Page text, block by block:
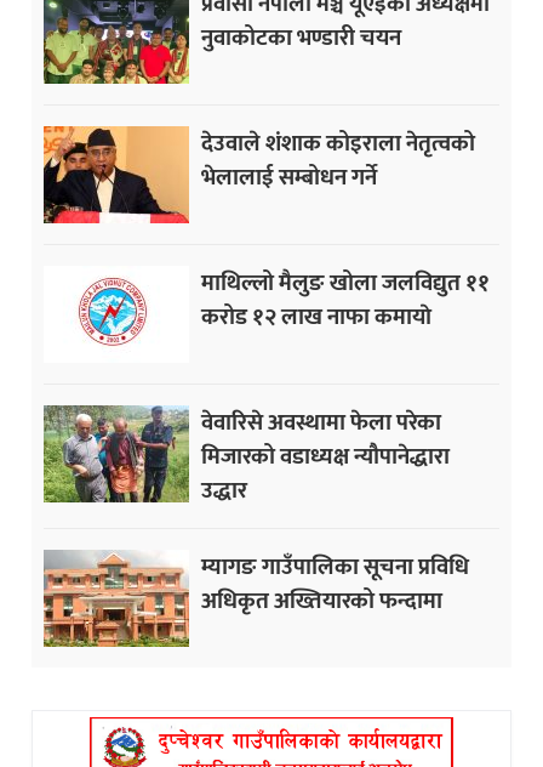
नुवाकोटका भण्डारी चयन
देउवाले शंशाक कोइराला नेतृत्वको
भेलालाई सम्बोधन गर्ने
माथिल्लो मैलुङ खोला जलविद्युत ११
करोड १२ लाख नाफा कमायाे
वेवारिसे अवस्थामा फेला परेका
मिजारको वडाध्यक्ष न्यौपानेद्धारा
उद्धार
म्यागङ गाउँपालिका सूचना प्रविधि
अधिकृत अख्तियारको फन्दामा